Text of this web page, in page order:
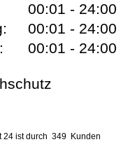
00:01 - 24:00
00:01 - 24:00
00:01 - 24:00
24 ist durch 349 Kunden